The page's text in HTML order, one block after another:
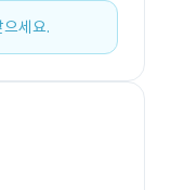
세요.